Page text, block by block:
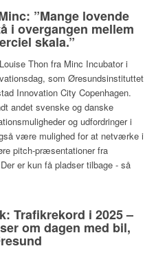
”Mange lovende
i overgangen mellem
skala.”
Thon fra Minc Incubator i
som Øresundsinstituttet
Innovation City Copenhagen.
andet svenske og danske
og udfordringer i
være mulighed for at netværke i
pitch-præsentationer fra
er kun få pladser tilbage - så
Trafikrekord i 2025 –
om dagen med bil,